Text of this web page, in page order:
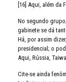
[16] Aqui, além da
No segundo
gabinete se dá
Há, por assim
presidencial; o
Aqui, Rússia,
Cite-se ainda